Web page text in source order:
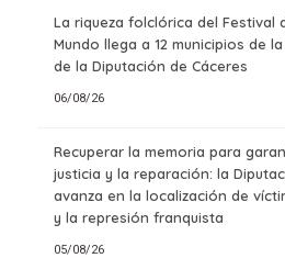
La riqueza folclórica del Festival
Mundo llega a 12 municipios de
de la Diputación de Cáceres
06/08/26
Recuperar la memoria para
justicia y la reparación: la
avanza en la localización de
y la represión franquista
05/08/26